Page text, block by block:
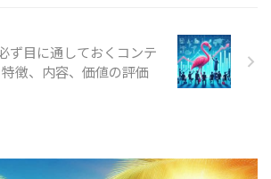
ず目に通しておくコンテ
徴、内容、価値の評価